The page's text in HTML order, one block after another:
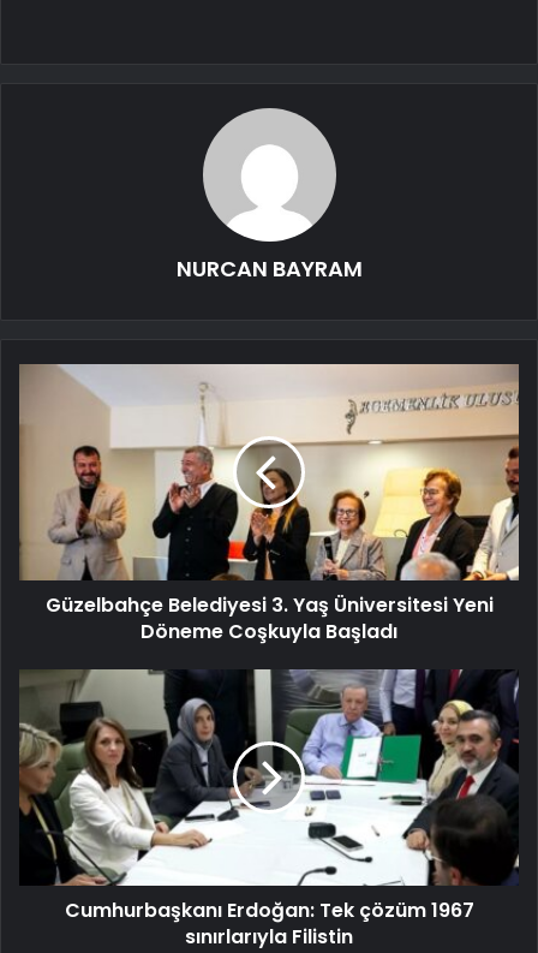
NURCAN BAYRAM
Güzelbahçe Belediyesi 3. Yaş Üniversitesi Yeni
Döneme Coşkuyla Başladı
Cumhurbaşkanı Erdoğan: Tek çözüm 1967
sınırlarıyla Filistin